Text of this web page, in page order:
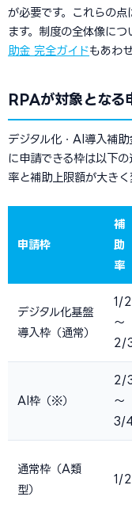
が必要です。これらの
ます。制度の全体像につ
助金 完全ガイドもあわ
RPAが対象となる
デジタル化・AI導入補
に申請できる枠は以下
率と補助上限額が大きく
申請枠
補
助
率
デジタル化基盤
導入枠（通常）
1/2
〜
2/
AI枠（※）
2/
〜
3/
通常枠（A類
型）
1/2